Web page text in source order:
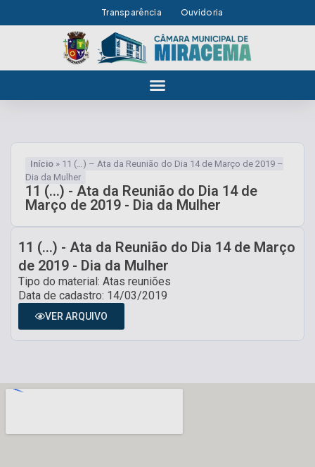
Transparência Ouvidoria
Início » 11 (…) – Ata da Reunião do Dia 14 de Março de 2019 –
Dia da Mulher
11 (...) - Ata da Reunião do Dia 14 de
Março de 2019 - Dia da Mulher
11 (...) - Ata da Reunião do Dia 14 de Março
de 2019 - Dia da Mulher
Tipo do material: Atas reuniões
Data de cadastro: 14/03/2019
VER ARQUIVO